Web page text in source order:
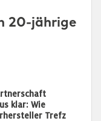
20-jährige
klar: Wie
Trefz